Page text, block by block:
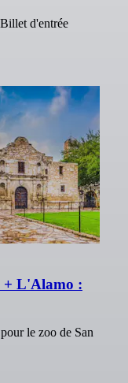
d'entrée
+ L'Alamo :
le zoo de San